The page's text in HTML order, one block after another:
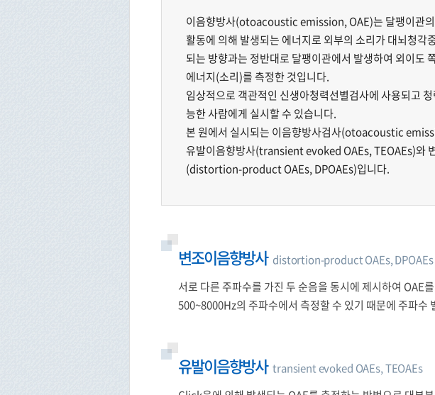
이음향방사(otoacoustic emission, OAE)는 달팽이관
활동에 의해 발생되는 에너지로 외부의 소리가 대뇌청각
되는 방향과는 정반대로 달팽이관에서 발생하여 외이도
에너지(소리)를 측정한 것입니다.
임상적으로 객관적인 신생아청력선별검사에 사용되고
능한 사람에게 실시할 수 있습니다.
본 원에서 실시되는 이음향방사검사(otoacoustic
유발이음향방사(transient evoked OAEs, TEOAEs)와
(distortion-product OAEs, DPOAEs)입니다.
변조이음향방사 distortion-product OAEs, DPOAEs
서로 다른 주파수를 가진 두 순음을 동시에 제시하여 OAE
500~8000Hz의 주파수에서 측정할 수 있기 때문에 주파수
유발이음향방사 transient evoked OAEs, TEOAEs